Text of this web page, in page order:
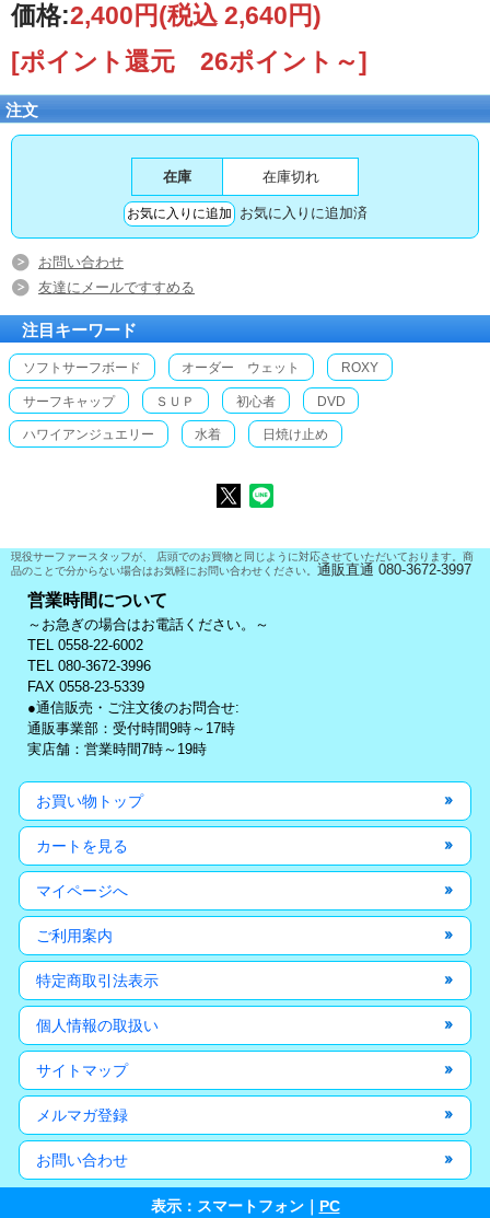
価格:2,400円(税込 2,640円)
[ポイント還元 26ポイント～]
注文
在庫 在庫切れ
お気に入りに追加済
お問い合わせ
友達にメールですすめる
注目キーワード
ソフトサーフボード オーダー ウェット ROXY
サーフキャップ ＳＵＰ 初心者 DVD
ハワイアンジュエリー 水着 日焼け止め
現役サーファースタッフが、 店頭でのお買物と同じように対応させていただいております。商
品のことで分からない場合はお気軽にお問い合わせください。 通販直通 080-3672-3997
営業時間について
～お急ぎの場合はお電話ください。～
TEL 0558-22-6002
TEL 080-3672-3996
FAX 0558-23-5339
●通信販売・ご注文後のお問合せ:
通販事業部：受付時間9時～17時
実店舗：営業時間7時～19時
お買い物トップ
カートを見る
マイページへ
ご利用案内
特定商取引法表示
個人情報の取扱い
サイトマップ
メルマガ登録
お問い合わせ
表示：スマートフォン｜ PC